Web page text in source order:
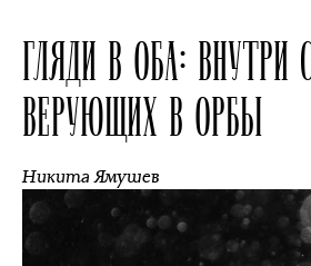
ГЛЯДИ В ОБА: ВНУТРИ
ВЕРУЮЩИХ В ОРБЫ
Никита Ямушев